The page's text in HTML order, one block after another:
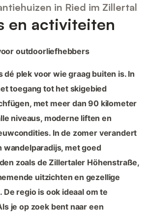
in Ried im Zillertal
en activiteiten
outdoorliefhebbers
dé plek voor wie graag buiten is. In
toegang tot het skigebied
met meer dan 90 kilometer
niveaus, moderne liften en
In de zomer verandert
wandelparadijs, met goed
zoals de Zillertaler Höhenstraße,
uitzichten en gezellige
regio is ook ideaal om te
je op zoek bent naar een